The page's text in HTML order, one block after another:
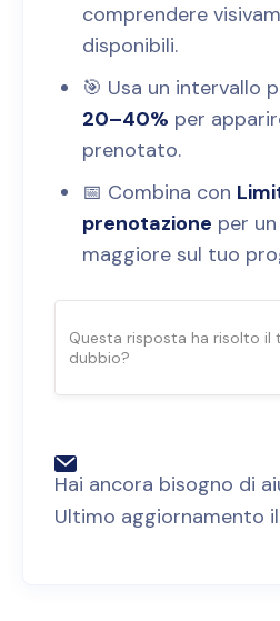
comprendere
disponibili.
🎯 Usa un intervallo
20–40% per
prenotato.
📅 Combina con
prenotazione per
maggiore sul tuo
Questa risposta ha risolto il
dubbio?
Hai ancora bisogno di
Ultimo aggiornamento